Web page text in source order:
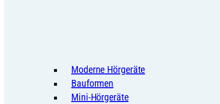
Moderne Hörgeräte
Bauformen
Mini-Hörgeräte